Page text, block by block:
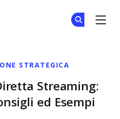
STRATEGICA
Streaming:
ed Esempi